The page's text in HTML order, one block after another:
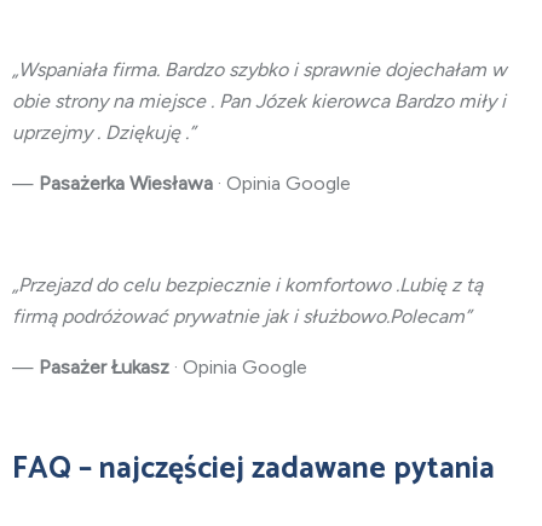
„Wspaniała firma. Bardzo szybko i sprawnie dojechałam w
obie strony na miejsce . Pan Józek kierowca Bardzo miły i
uprzejmy . Dziękuję .”
— Pasażerka Wiesława · Opinia Google
„Przejazd do celu bezpiecznie i komfortowo .Lubię z tą
firmą podróżować prywatnie jak i służbowo.Polecam”
— Pasażer Łukasz · Opinia Google
FAQ – najczęściej zadawane pytania